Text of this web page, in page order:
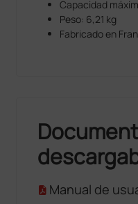
Capacidad
Peso: 6,21 kg
Fabricado en
Manual de